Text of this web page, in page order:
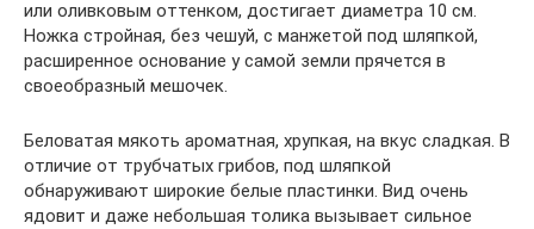
или оливковым оттенком, достигает диаметра 10 см.
Ножка стройная, без чешуй, с манжетой под шляпкой,
расширенное основание у самой земли прячется в
своеобразный мешочек.
Беловатая мякоть ароматная, хрупкая, на вкус сладкая. В
отличие от трубчатых грибов, под шляпкой
обнаруживают широкие белые пластинки. Вид очень
ядовит и даже небольшая толика вызывает сильное